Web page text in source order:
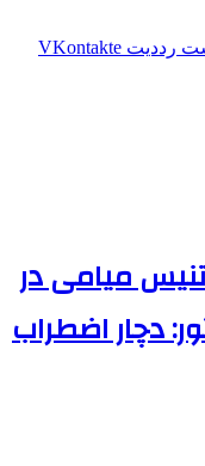
‫رددیت ‫VKontakte
میامی در
دچار اضطراب